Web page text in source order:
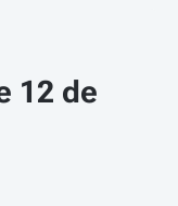
12 de